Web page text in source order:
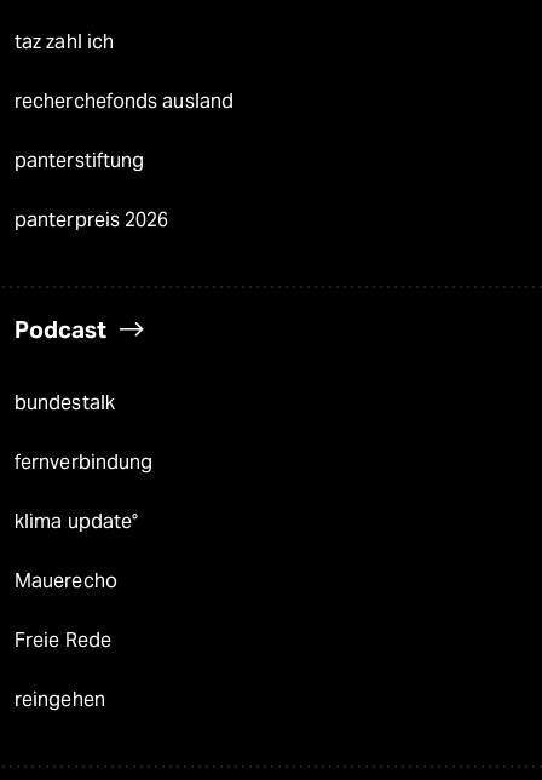
taz zahl ich
recherchefonds ausland
panterstiftung
panterpreis 2026
Podcast
bundestalk
fernverbindung
klima update°
Mauerecho
Freie Rede
reingehen